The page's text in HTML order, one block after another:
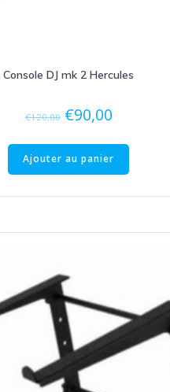
Console DJ mk 2 Hercules
€120,00 Le
initial
était :
€120,00.
€90,00Le
actuel
est :
€90,00.
Ajouter au panier